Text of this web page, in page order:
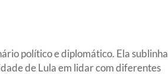
político e diplomático. Ela sublinha
de Lula em lidar com diferentes